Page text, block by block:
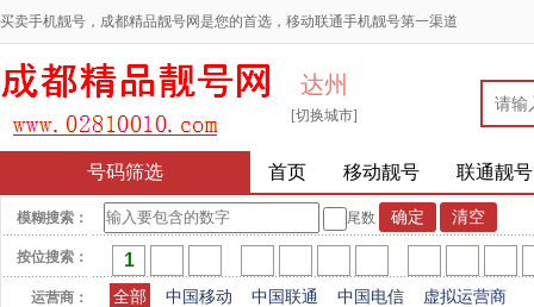
买卖手机靓号，成都精品靓号网是您的首选，移动联通手机靓号第一渠道
达州
[切换城市]
号码筛选 首页 移动靓号 联通靓号
模糊搜索： 尾数
按位搜索：
运营商： 全部 中国移动 中国联通 中国电信 虚拟运营商